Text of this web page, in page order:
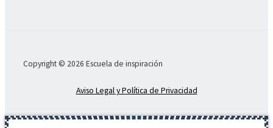
Copyright © 2026 Escuela de inspiración
Aviso Legal y Política de Privacidad